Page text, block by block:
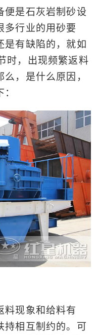
便是石灰岩制砂设
多行业的用砂要
是有缺陷的，就如
时，出现频繁返料
，是什么原因，
料现象和给料有
相互制约的。可